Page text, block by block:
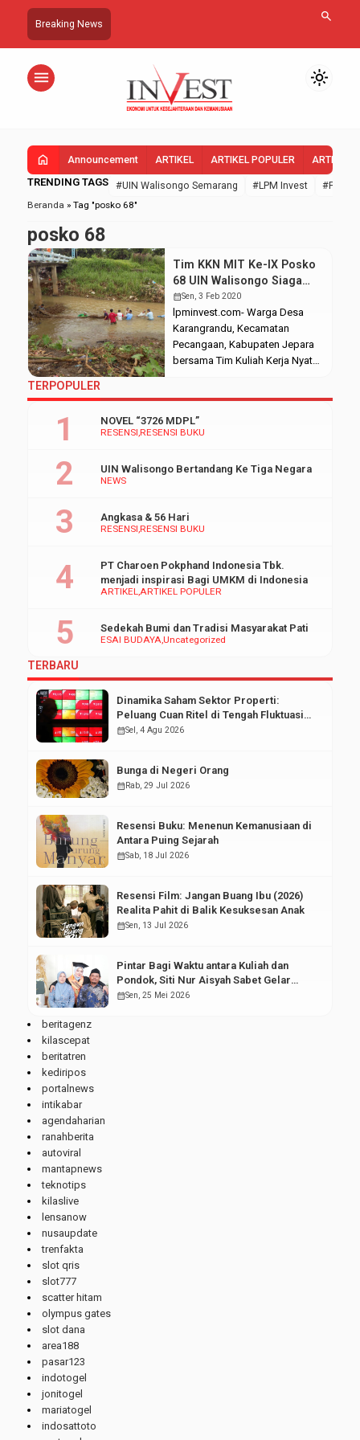
Breaking News search
menu light_mode
home Announcement ARTIKEL ARTIKEL POPULER ARTIKEL
TRENDING TAGS #UIN Walisongo Semarang #LPM Invest
#FEBI
Beranda » Tag "posko 68"
posko 68
Tim KKN MIT Ke-IX Posko
68 UIN Walisongo Siaga
Antisipasi Banjir di
Pecangaan, Jepara
calendar_monthSen, 3 Feb 2020
lpminvest.com- Warga Desa
Karangrandu, Kecamatan
Pecangaan, Kabupaten Jepara
bersama Tim Kuliah Kerja Nyata
usai laksanakan kerja bakti.
sungai ini menjadi kesempatan
permasalahan sampah di desa
TERPOPULER
RESENSI RESENSI BUKU
NOVEL “3726 MDPL”
NEWS
UIN Walisongo Bertandang Ke Tiga Negara
RESENSI RESENSI BUKU
Angkasa & 56 Hari
ARTIKELARTIKEL POPULER
PT Charoen Pokphand Indonesia Tbk.
menjadi inspirasi Bagi UMKM di Indonesia
ESAI BUDAYAUncategorized
Sedekah Bumi dan Tradisi Masyarakat Pati
TERBARU
Dinamika Saham Sektor Properti:
Peluang Cuan Ritel di Tengah Fluktuasi
Pasar Modal
calendar_monthSel, 4 Agu 2026
Bunga di Negeri Orang
calendar_monthRab, 29 Jul 2026
Resensi Buku: Menenun Kemanusiaan di
Antara Puing Sejarah
calendar_monthSab, 18 Jul 2026
Resensi Film: Jangan Buang Ibu (2026)
Realita Pahit di Balik Kesuksesan Anak
calendar_monthSen, 13 Jul 2026
Pintar Bagi Waktu antara Kuliah dan
Pondok, Siti Nur Aisyah Sabet Gelar
Wisudawan Terbaik
calendar_monthSen, 25 Mei 2026
beritagenz
kilascepat
beritatren
kediripos
portalnews
intikabar
agendaharian
ranahberita
autoviral
mantapnews
teknotips
kilaslive
lensanow
nusaupdate
trenfakta
slot qris
slot777
scatter hitam
olympus gates
slot dana
area188
pasar123
indotogel
jonitogel
mariatogel
indosattoto